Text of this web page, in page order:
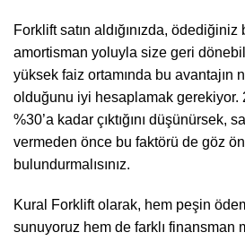
Forklift satın aldığınızda,
amortisman yoluyla size geri
yüksek faiz ortamında bu avantajın
olduğunu iyi hesaplamak gerekiyor.
%30’a kadar çıktığını düşünürsek,
vermeden önce bu faktörü de göz
bulundurmalısınız.
Kural Forklift olarak, hem peşin
sunuyoruz hem de farklı finansman